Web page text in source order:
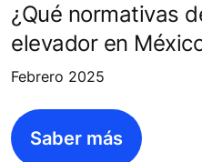
¿Qué normativas
elevador en
Febrero 2025
Saber más